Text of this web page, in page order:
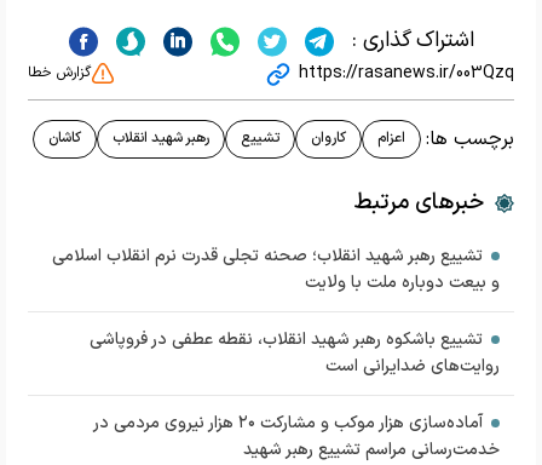
اشتراک گذاری :
https://rasanews.ir/003Qzq گزارش خطا
برچسب ها: اعزام کاروان تشییع رهبر شهید انقلاب کاشان
خبرهای مرتبط
تشییع رهبر شهید انقلاب؛ صحنه تجلی قدرت نرم انقلاب اسلامی
و بیعت دوباره ملت با ولایت
تشییع باشکوه رهبر شهید انقلاب، نقطه عطفی در فروپاشی
روایت‌های ضدایرانی است
آماده‌سازی هزار موکب و مشارکت ۲۰ هزار نیروی مردمی در
خدمت‌رسانی مراسم تشییع رهبر شهید